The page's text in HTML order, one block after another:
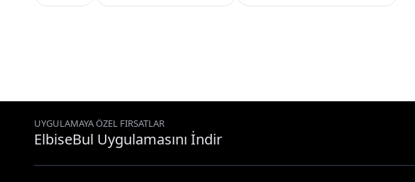
UYGULAMAYA ÖZEL FIRSATLAR
ElbiseBul Uygulamasını İndir